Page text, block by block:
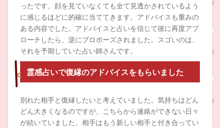
ったです。顔を見ていなくても全て見透かされているよう
に感じるほどに的確に当ててきます。アドバイスも重みの
ある内容でした。アドバイスと占いを信じて彼に再度アプ
ローチしたら、逆にプロポーズされました。スゴいのは、
それを予期していた占い師さんです。
霊感占いで復縁のアドバイスをもらいました
別れた相手と復縁したいと考えていました。気持ちはどん
どん大きくなるのですが、こちらから連絡ができない日々
が続いていました。相手はもう新しい相手と付き合ってい